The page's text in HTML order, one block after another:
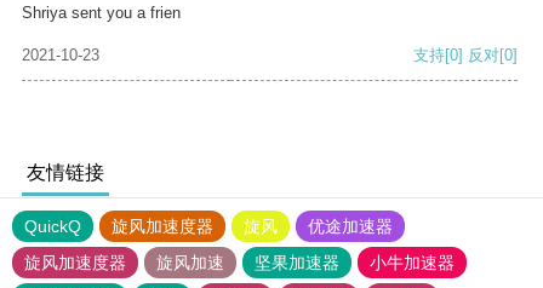
Shriya sent you a frien
2021-10-23 支持[0] 反对[0]
友情链接
QuickQ 旋风加速度器 旋风
优途加速器
旋风加速度器
旋风加速 坚果加速器
小牛加速器